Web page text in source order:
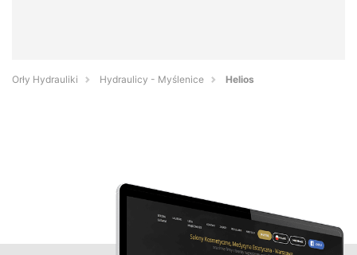
Orły Hydrauliki Hydraulicy - Myślenice Helios